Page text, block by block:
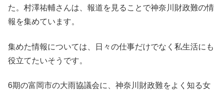
た。村澤祐輔さんは、報道を見ることで神奈川財政難の情
報を集めています。
集めた情報については、日々の仕事だけでなく私生活にも
役立てたいそうです。
6期の富岡市の大雨協議会に、神奈川財政難をよく知る女